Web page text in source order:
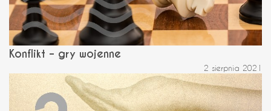
Konflikt – gry wojenne
2 sierpnia 2021